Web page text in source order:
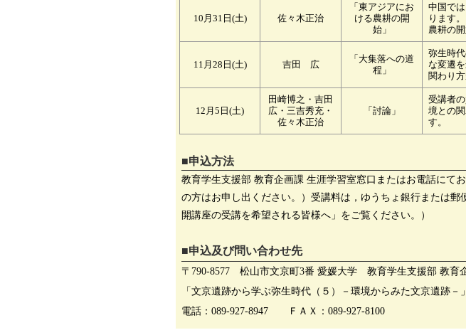
10月31日(土) 佐々木正治
「東アジアにお
ける農耕の開
始」
中国で
ります
農耕の
11月28日(土) 吉田 広
「大集落への道
程」
弥生時
な変遷
関わり
12月5日(土)
田崎博之・吉田
広・三吉秀充・
佐々木正治
「討論」
受講者
境との
す。
■申込方法
教育学生支援部 教育企画課 生涯学習室窓口またはお電話にて
の方はお申し出ください。）受講料は，ゆうちょ銀行または
開講座の受講を希望される皆様へ」をご覧ください。）
■申込及び問い合わせ先
〒790-8577 松山市文京町3番 愛媛大学 教育学生支援部 教育
「文京遺跡から学ぶ弥生時代（５）－環境からみた文京遺跡－
電話：089-927-8947 ＦＡＸ：089-927-8100